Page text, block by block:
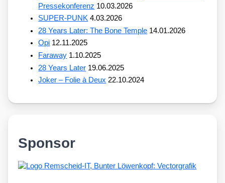
Pressekonferenz 10.03.2026
SUPER-PUNK 4.03.2026
28 Years Later: The Bone Temple 14.01.2026
Opi 12.11.2025
Faraway 1.10.2025
28 Years Later 19.06.2025
Joker – Folie à Deux 22.10.2024
Sponsor